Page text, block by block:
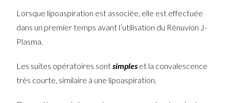
Lorsque lipoaspiration est associée, elle est effectuée
dans un premier temps avant l’utilisation du Rénuvion J-
Plasma.
Les suites opératoires sontsimples et la convalescence
très courte, similaire à une lipoaspiration.